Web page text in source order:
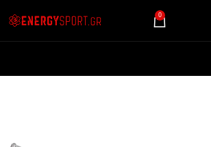
0